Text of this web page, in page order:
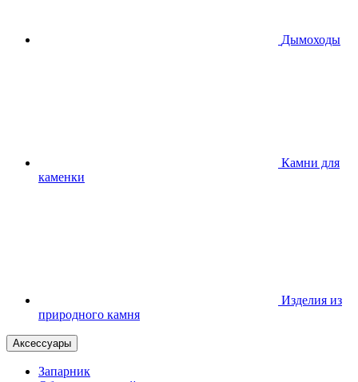
Дымоходы
Камни для
каменки
Изделия из
природного камня
Аксессуары
Запарник